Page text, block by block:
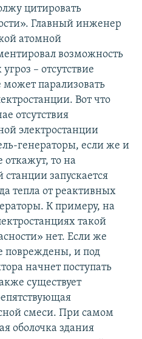
цитировать
Главный инженер
атомной
возможность
– отсутствие
может парализовать
Вот что
отсутствия
электростанции
генераторы, если же и
то на
запускается
тепла от реактивных
К примеру, на
такой
нет. Если же
повреждены, и под
начнет поступать
существует
смеси. При самом
оболочка здания